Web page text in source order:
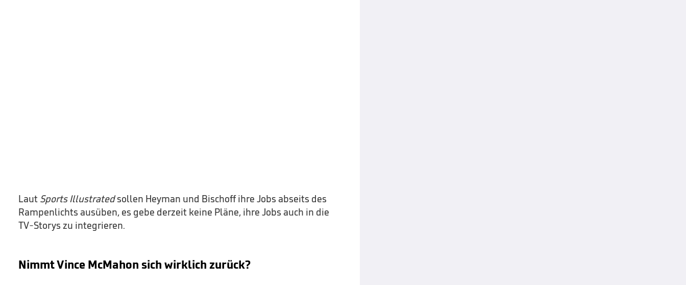
Laut Sports Illustratedsollen Heyman und Bischoff ihre Jobs abseits des
Rampenlichts ausüben, es gebe derzeit keine Pläne, ihre Jobs auch in die
TV-Storys zu integrieren.
Nimmt Vince McMahon sich wirklich zurück?